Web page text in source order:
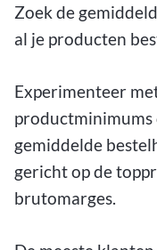
Zoek de
al je producten
Experimenteer
productminimums
gemiddelde
gericht op de
brutomarges.